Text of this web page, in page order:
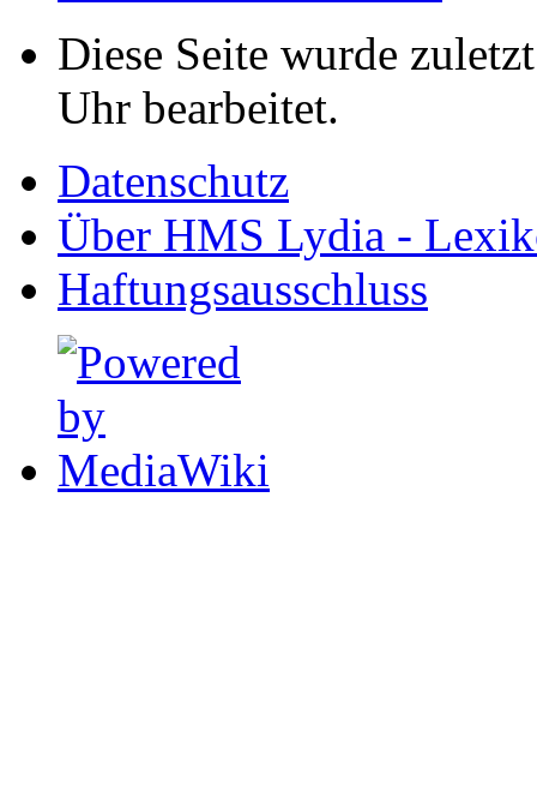
Diese Seite wurde
Uhr bearbeitet.
Datenschutz
Über HMS Lydia -
Haftungsausschluss